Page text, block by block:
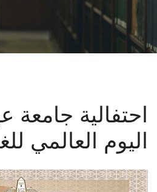
احتفالية
اليوم العالمي